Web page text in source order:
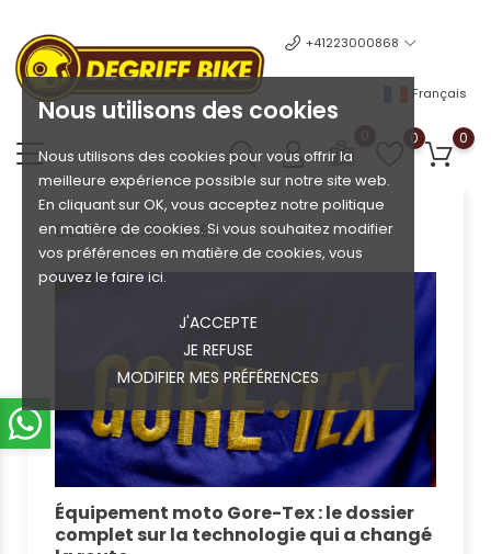
Nous utilisons des cookies
Nous utilisons des cookies pour vous offrir la
meilleure expérience possible sur notre site web.
En cliquant sur OK, vous acceptez notre politique
en matière de cookies. Si vous souhaitez modifier
vos préférences en matière de cookies, vous
pouvez le faire ici.
J'ACCEPTE
JE REFUSE
MODIFIER MES PRÉFÉRENCES
+41223000868
Français
0 0
DERNIERS ARTICLES
Équipement moto Gore-Tex : le dossier
complet sur la technologie qui a changé